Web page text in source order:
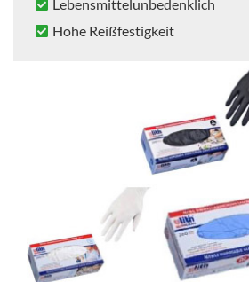
Lebensmittelunbedenklich
Hohe Reißfestigkeit